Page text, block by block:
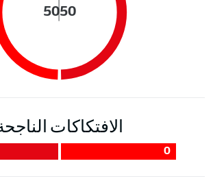
50
50
الافتكاكات
0